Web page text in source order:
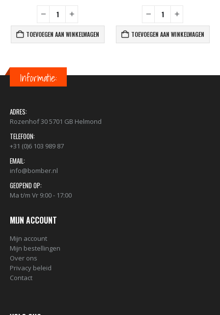
TOEVOEGEN AAN WINKELWAGEN TOEVOEGEN AAN WINKELWAGEN
Informatie:
ADRES:
Rozenhof 30 5701 GB Helmond
TELEFOON:
+31 (0)6 103 989 87
EMAIL:
info@bomber.nl
GEOPEND OP:
Ma t/m Vr 9:00 - 17:00
MIJN ACCOUNT
Mijn account
Mijn bestellingen
Over ons
Privacy beleid
Contact